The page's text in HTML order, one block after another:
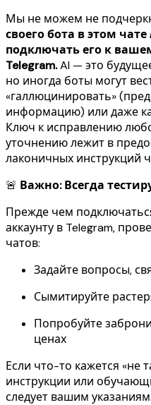
Мы не можем не
своего бота в этом чате
подключать его к
Telegram.AI — это
но иногда боты могут
«галлюцинировать»
информацию) или даже
Ключ к исправлению
уточнению лежит в
лаконичных инструкций
🚨 Важно: Всегда
Прежде чем
аккаунту в Telegram,
чатов:
Задайте вопросы,
Сымитируйте
Попробуйте
ценах
Если что-то кажется «не
инструкции или
следует вашим указаниям.